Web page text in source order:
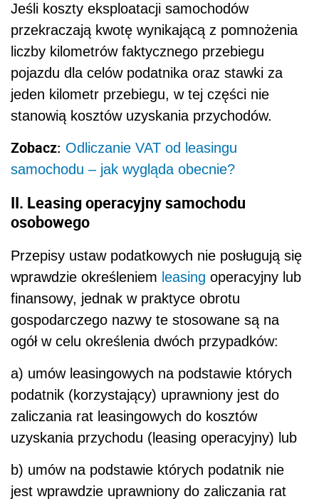
Jeśli koszty eksploatacji samochodów
przekraczają kwotę wynikającą z pomnożenia
liczby kilometrów faktycznego przebiegu
pojazdu dla celów podatnika oraz stawki za
jeden kilometr przebiegu, w tej części nie
stanowią kosztów uzyskania przychodów.
Zobacz: Odliczanie VAT od leasingu
samochodu – jak wygląda obecnie?
II. Leasing operacyjny samochodu
osobowego
Przepisy ustaw podatkowych nie posługują się
wprawdzie określeniem leasing operacyjny lub
finansowy, jednak w praktyce obrotu
gospodarczego nazwy te stosowane są na
ogół w celu określenia dwóch przypadków:
a) umów leasingowych na podstawie których
podatnik (korzystający) uprawniony jest do
zaliczania rat leasingowych do kosztów
uzyskania przychodu (leasing operacyjny) lub
b) umów na podstawie których podatnik nie
jest wprawdzie uprawniony do zaliczania rat